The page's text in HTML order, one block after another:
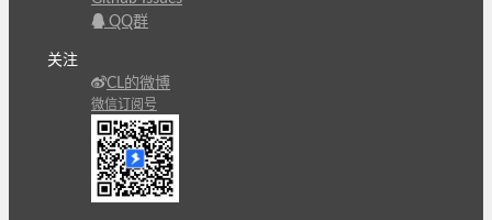
QQ群
关注
CL的微博
微信订阅号